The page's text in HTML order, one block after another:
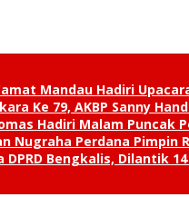
Mandau Hadiri
Ke 79, AKBP Sanny
Hadiri Malam Puncak
Nugraha Perdana Pimpin
DPRD Bengkalis, Dilantik